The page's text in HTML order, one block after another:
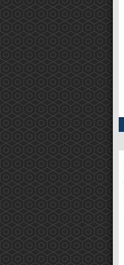
EN MECÀNICA,
Entrada completa »